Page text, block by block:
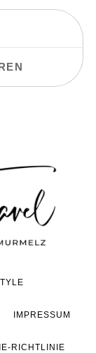
IMPRESSUM
RICHTLINIE